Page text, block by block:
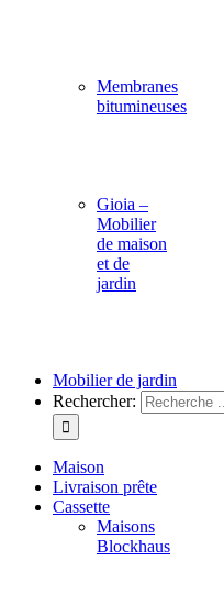
Membranes
bitumineuses
Gioia –
Mobilier
de maison
et de
jardin
Mobilier de jardin
Rechercher:
Maison
Livraison prête
Cassette
Maisons
Blockhaus